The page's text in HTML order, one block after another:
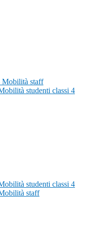
Mobilità staff
studenti classi 4
studenti classi 4
staff